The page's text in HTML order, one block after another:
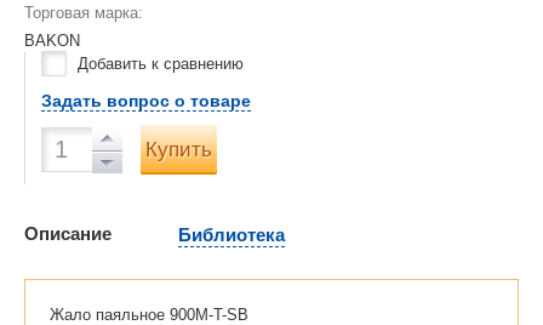
Торговая марка:
BAKON
Добавить к сравнению
Задать вопрос о товаре
Купить
Описание Библиотека
Жало паяльное 900M-T-SB